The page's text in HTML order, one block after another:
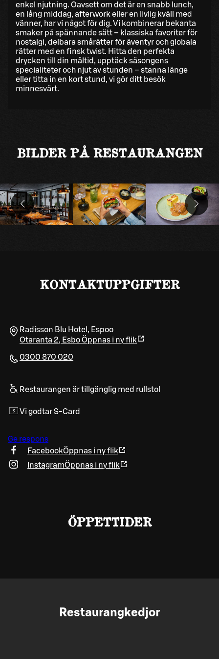
enkel njutning. Oavsett om det är en snabb lunch,
en lång middag, afterwork eller en livlig kväll med
vänner, har vi något för dig. Vi kombinerar bekanta
smaker på spännande sätt – klassiska favoriter för
nostalgi, delbara smårätter för äventyr och globala
rätter med en finsk twist. Hitta den perfekta
drycken till din måltid, upptäck säsongens
specialiteter och njut av stunden – stanna länge
eller titta in en kort stund, vi gör ditt besök
minnesvärt.
BILDER PÅ RESTAURANGEN
KONTAKTUPPGIFTER
Radisson Blu Hotel, Espoo
Otaranta 2, EsboÖppnas i ny flik
0300 870 020
Restaurangen är tillgänglig med rullstol
Vi godtar S-Card
Ge respons
FacebookÖppnas i ny flik
InstagramÖppnas i ny flik
ÖPPETTIDER
Restaurangkedjor